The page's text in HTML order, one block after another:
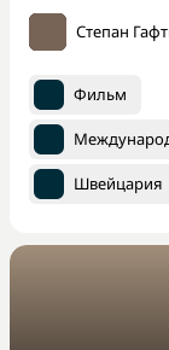
Степан
Фильм
Швейцария